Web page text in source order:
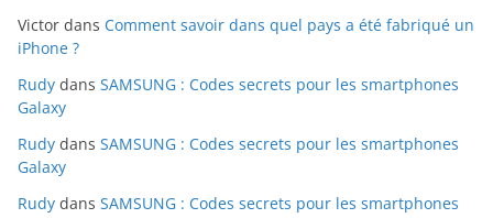
Victor dans Comment savoir dans quel pays a été fabriqué un
iPhone ?
Rudy dans SAMSUNG : Codes secrets pour les smartphones
Galaxy
Rudy dans SAMSUNG : Codes secrets pour les smartphones
Galaxy
Rudy dans SAMSUNG : Codes secrets pour les smartphones